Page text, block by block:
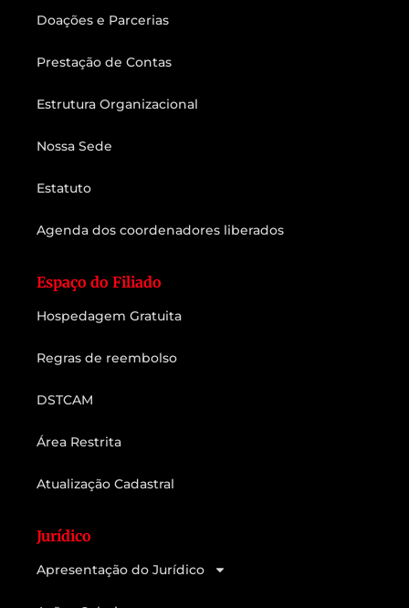
Doações e Parcerias
Prestação de Contas
Estrutura Organizacional
Nossa Sede
Estatuto
Agenda dos coordenadores liberados
Espaço do Filiado
Hospedagem Gratuita
Regras de reembolso
DSTCAM
Área Restrita
Atualização Cadastral
Jurídico
Apresentação do Jurídico